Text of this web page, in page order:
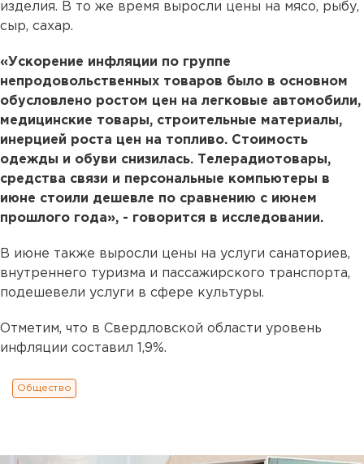
изделия. В то же время выросли цены на мясо, рыбу,
сыр, сахар.
«Ускорение инфляции по группе
непродовольственных товаров было в основном
обусловлено ростом цен на легковые автомобили,
медицинские товары, строительные материалы,
инерцией роста цен на топливо. Стоимость
одежды и обуви снизилась. Телерадиотовары,
средства связи и персональные компьютеры в
июне стоили дешевле по сравнению с июнем
прошлого года», - говорится в исследовании.
В июне также выросли цены на услуги санаториев,
внутреннего туризма и пассажирского транспорта,
подешевели услуги в сфере культуры.
Отметим, что в Свердловской области уровень
инфляции составил 1,9%.
Общество